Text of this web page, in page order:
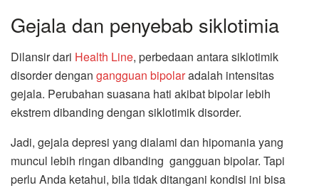
Gejala dan penyebab siklotimia
Dilansir dari Health Line, perbedaan antara siklotimik
disorder dengan gangguan bipolaradalah intensitas
gejala. Perubahan suasana hati akibat bipolar lebih
ekstrem dibanding dengan siklotimik disorder.
Jadi, gejala depresi yang dialami dan hipomania yang
muncul lebih ringan dibanding gangguan bipolar. Tapi
perlu Anda ketahui, bila tidak ditangani kondisi ini bisa